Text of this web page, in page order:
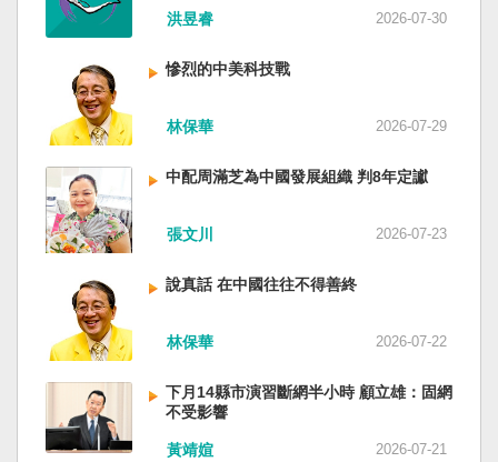
歷史的新樂章。歷史不會重來，但提供教訓。
（作者是詩人）
洪昱睿 2026-07-30
慘烈的中美科技戰
林保華 2026-07-29
中配周滿芝為中國發展組織 判8年定讞
張文川 2026-07-23
說真話 在中國往往不得善終
林保華 2026-07-22
下月14縣市演習斷網半小時 顧立雄：固網
不受影響
黃靖媗 2026-07-21